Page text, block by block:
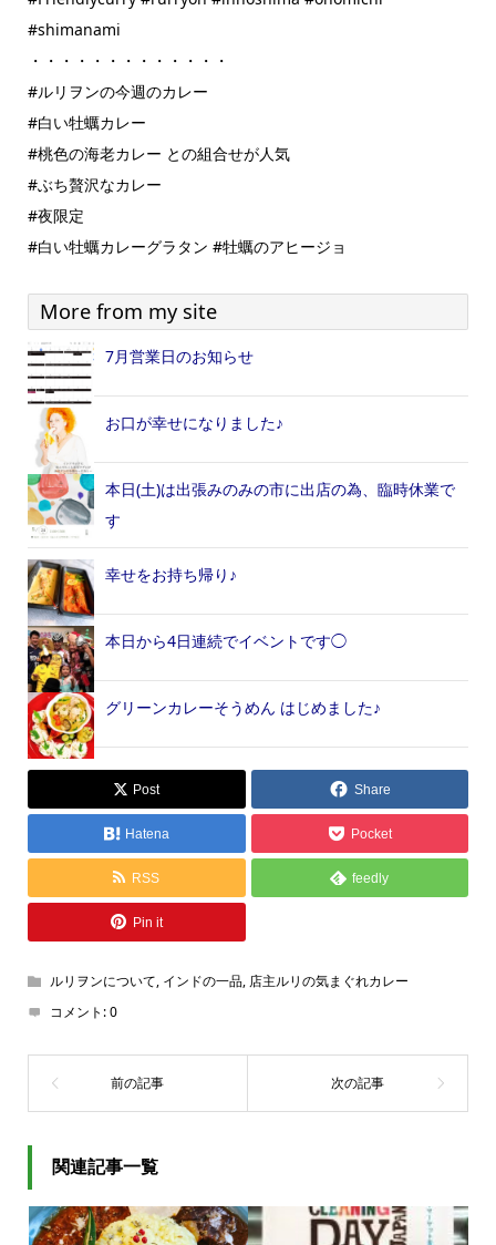
#shimanami
・・・・・・・・・・・・・
#ルリヲンの今週のカレー
#白い牡蠣カレー
#桃色の海老カレー との組合せが人気
#ぶち贅沢なカレー
#夜限定
#白い牡蠣カレーグラタン #牡蠣のアヒージョ
More from my site
7月営業日のお知らせ
お口が幸せになりました♪
本日(土)は出張みのみの市に出店の為、臨時休業で
す
幸せをお持ち帰り♪
本日から4日連続でイベントです◯
グリーンカレーそうめん はじめました♪
Post Share
Hatena Pocket
RSS feedly
Pin it
ルリヲンについて, インドの一品, 店主ルリの気まぐれカレー
コメント:0
関連記事一覧